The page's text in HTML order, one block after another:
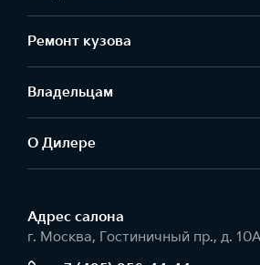
Ремонт кузова
Владельцам
О Дилере
Адрес салонa
г. Москва, Гостиничный пр., д.